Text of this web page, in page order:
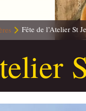
Fête de l’Atelier St